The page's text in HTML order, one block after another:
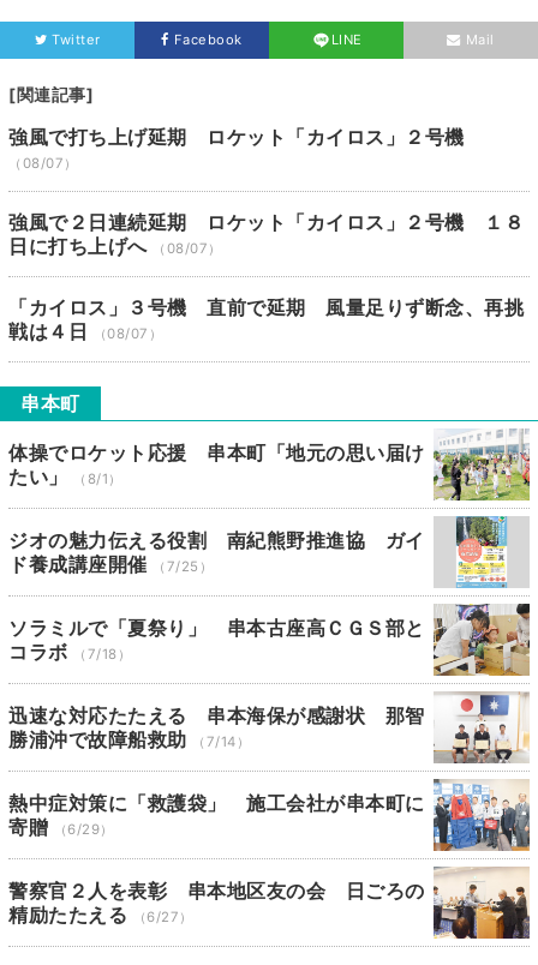
Twitter Facebook LINE Mail
[関連記事]
強風で打ち上げ延期 ロケット「カイロス」２号機
（08/07）
強風で２日連続延期 ロケット「カイロス」２号機 １８
日に打ち上げへ
（08/07）
「カイロス」３号機 直前で延期 風量足りず断念、再挑
戦は４日
（08/07）
串本町
体操でロケット応援 串本町「地元の思い届け
たい」
（8/1）
ジオの魅力伝える役割 南紀熊野推進協 ガイ
ド養成講座開催
（7/25）
ソラミルで「夏祭り」 串本古座高ＣＧＳ部と
コラボ
（7/18）
迅速な対応たたえる 串本海保が感謝状 那智
勝浦沖で故障船救助
（7/14）
熱中症対策に「救護袋」 施工会社が串本町に
寄贈
（6/29）
警察官２人を表彰 串本地区友の会 日ごろの
精励たたえる
（6/27）